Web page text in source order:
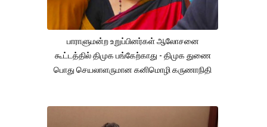
பாராளுமன்ற உறுப்பினர்கள் ஆலோசனை
கூட்டத்தில் திமுக பங்கேற்காது - திமுக துணை
பொது செயலாளருமான கனிமொழி கருணாநிதி